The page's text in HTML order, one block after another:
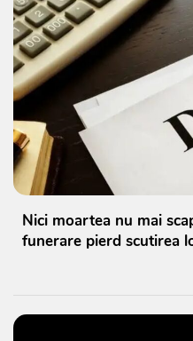
Nici moartea nu mai
funerare pierd scutirea